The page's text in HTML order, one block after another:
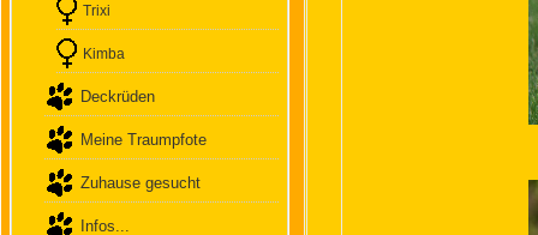
Trixi
Kimba
Deckrüden
Meine Traumpfote
Zuhause gesucht
Infos...